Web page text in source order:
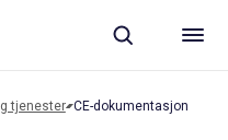
tjenester CE-dokumentasjon